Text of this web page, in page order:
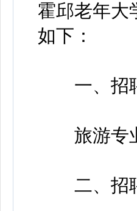
霍邱老年大
如下：
一、招
旅游专业
二、招